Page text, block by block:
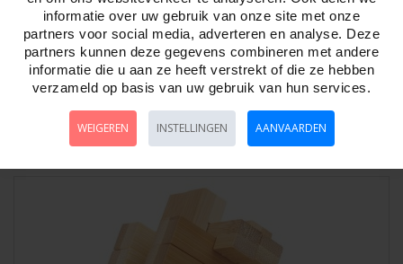
Puzzel Lastige Knoop, Bamboe
Artikelnr:786053
De Lastige Knoop bestaat uit 24 puzzelstukken in drie verschillende
informatie over uw gebruik van onze site met onze
partners voor social media, adverteren en analyse. Deze
partners kunnen deze gegevens combineren met andere
informatie die u aan ze heeft verstrekt of die ze hebben
verzameld op basis van uw gebruik van hun services.
WEIGEREN INSTELLINGEN AANVAARDEN